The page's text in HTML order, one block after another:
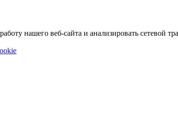
нашего веб-сайта и анализировать сетевой